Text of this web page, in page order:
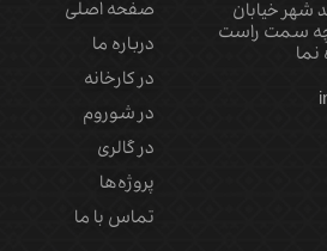
خیابان
سمت راست
صفحه اصلی
درباره ما
در کارخانه
در شوروم
در گالری
پروژه‌‌ها
تماس با ما